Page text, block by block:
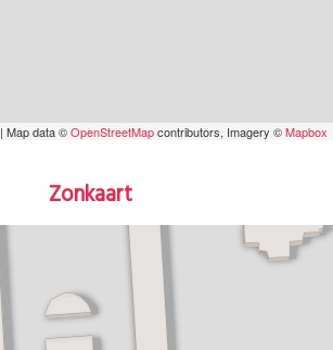
| Map data ©OpenStreetMapcontributors, Imagery ©Mapbox
Zonkaart